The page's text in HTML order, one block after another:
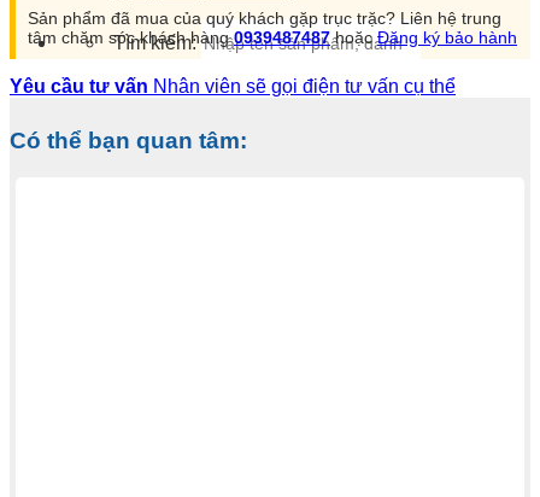
Tìm kiếm:
Sản phẩm đã mua của quý khách gặp trục trặc? Liên hệ trung
tâm chăm sóc khách hàng0939487487hoặcĐăng ký bảo hành
Yêu cầu tư vấn Nhân viên sẽ gọi điện tư vấn cụ thể
Có thể bạn quan tâm: